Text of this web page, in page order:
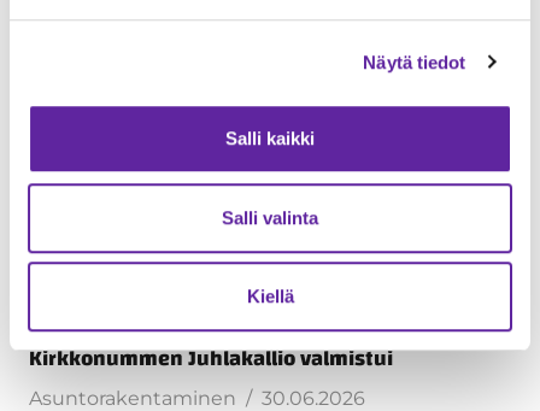
Näytä tiedot
Salli kaikki
Salli valinta
Kiellä
Vähähiilinen puukerrostalokohde
Kirkkonummen Juhlakallio valmistui
Asuntorakentaminen 30.06.2026